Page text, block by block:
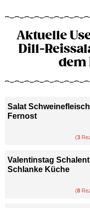
Aktuelle
Dill-
dem
Salat Schweinefleisch
Fernost
(3
Valentinstag
Schlanke Küche
(8